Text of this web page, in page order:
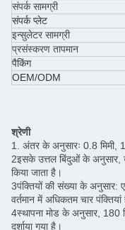
संपर्क सामग्री
संपर्क प्लेट
इन्सुलेटर सामग्री
प्रसंस्करण तापमान
पैकिंग
OEM/ODM
श्रेणी
1. अंतर के अनुसारः 0.8 मिमी,
2इसके उत्तल बिंदुओं के अनुसार,
किया जाता है।
3पंक्तियों की संख्या के अनुसार:
वर्तमान में अधिकतम चार पंक्तियां
4स्थापना मोड के अनुसार, 180
दर्शाया गया है।